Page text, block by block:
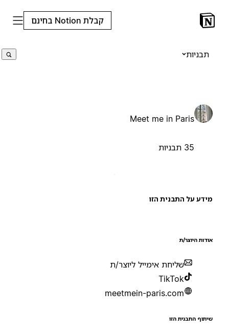
קבלת Notion בחינם
תבניות
Meet me in Paris
על התבנית הזו
היוצר/ת
שליחת אימייל ליוצר/ת
TikTok
meetmein-paris.com
התבנית הזו